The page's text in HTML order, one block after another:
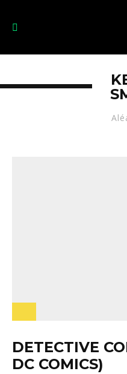
DETECTIVE
DC COMICS)